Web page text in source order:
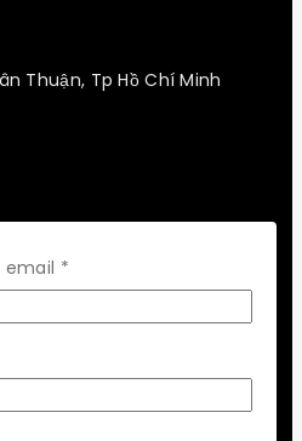
Thuận, Tp Hồ Chí Minh
email *Bắt
buộc